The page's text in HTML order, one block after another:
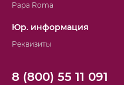
Papa Roma
Юр. информация
Реквизиты
8 (800) 55 11 091